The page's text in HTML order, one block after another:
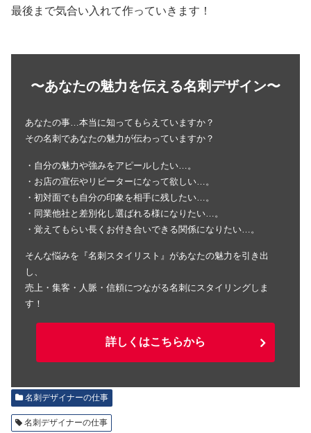
最後まで気合い入れて作っていきます！
〜あなたの魅力を伝える名刺デザイン〜
あなたの事…本当に知ってもらえていますか？
その名刺であなたの魅力が伝わっていますか？
・自分の魅力や強みをアピールしたい…。
・お店の宣伝やリピーターになって欲しい…。
・初対面でも自分の印象を相手に残したい…。
・同業他社と差別化し選ばれる様になりたい…。
・覚えてもらい長くお付き合いできる関係になりたい…。
そんな悩みを『名刺スタイリスト』があなたの魅力を引き出
し、
売上・集客・人脈・信頼につながる名刺にスタイリングしま
す！
詳しくはこちらから
名刺デザイナーの仕事
名刺デザイナーの仕事